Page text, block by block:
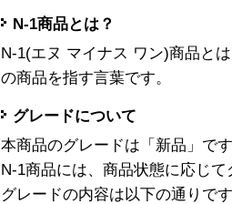
N-1商品とは？
N-1(エヌ マイナス ワン)商品と
の商品を指す言葉です。
グレードについて
本商品のグレードは「新品」です
N-1商品には、商品状態に応じ
グレードの内容は以下の通りで